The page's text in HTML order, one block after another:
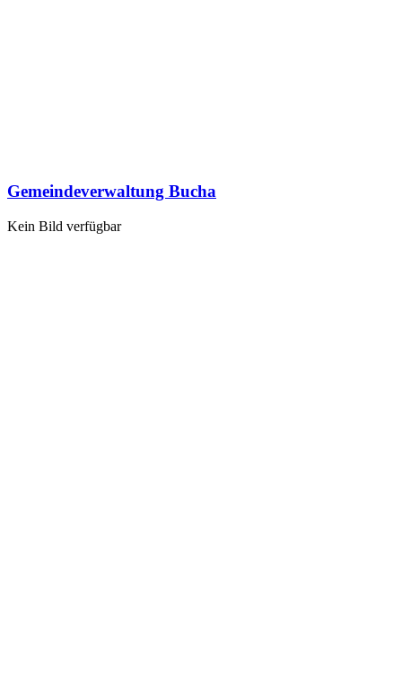
Gemeindeverwaltung Bucha
Kein Bild verfügbar